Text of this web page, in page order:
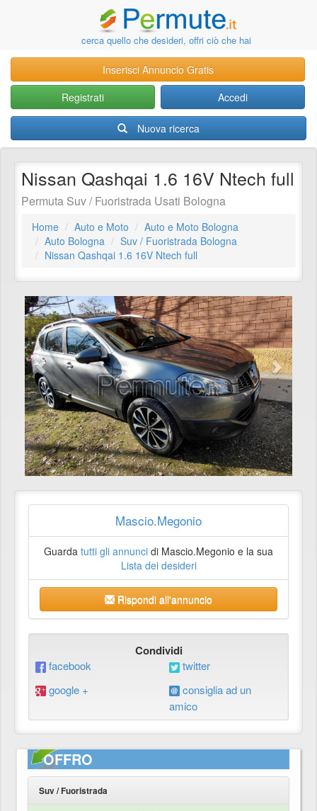
cerca quello che desideri, offri ciò che hai
Inserisci Annuncio Gratis
Registrati
Accedi
Nuova ricerca
Nissan Qashqai 1.6 16V Ntech full
Permuta Suv / Fuoristrada Usati Bologna
Home Auto e Moto
Auto e Moto Bologna
Auto Bologna
Suv / Fuoristrada Bologna
Nissan Qashqai 1.6 16V Ntech full
Mascio.Megonio
Guarda tutti gli annunci di Mascio.Megonio e la sua
Lista dei desideri
Rispondi all'annuncio
Condividi
facebook
twitter
google +
consiglia ad un
amico
OFFRO
Suv / Fuoristrada